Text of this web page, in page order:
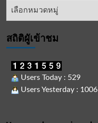
หัวข้อ
สถิติผูัเข้าชม
Users Today : 529
Users Yesterday : 1006